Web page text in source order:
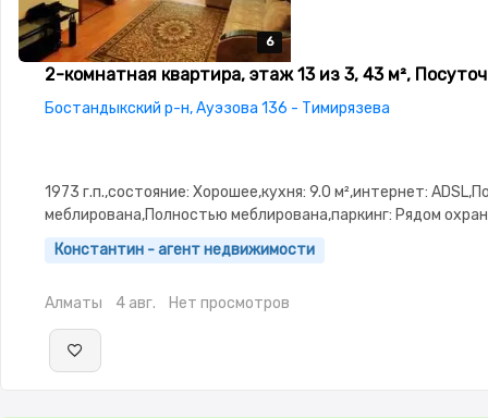
6
6
6
6
6
2-комнатная квартира, этаж 13 из 3, 43 м²,
Бостандыкский р-н, Ауэзова 136 - Тимирязева
1973 г.п.,состояние: Хорошее,кухня: 9.0 м²,интернет:
меблирована,Полностью меблирована,паркинг: Рядом
стоянка,Домофон,Кодовый замок,Пластиковые
кухня,Новая сантехника,Тихий
автомат,Кабельное ТВ,Телевизор,Вся бытовая
Константин - агент недвижимости
Алматы 4 авг. Нет просмотров